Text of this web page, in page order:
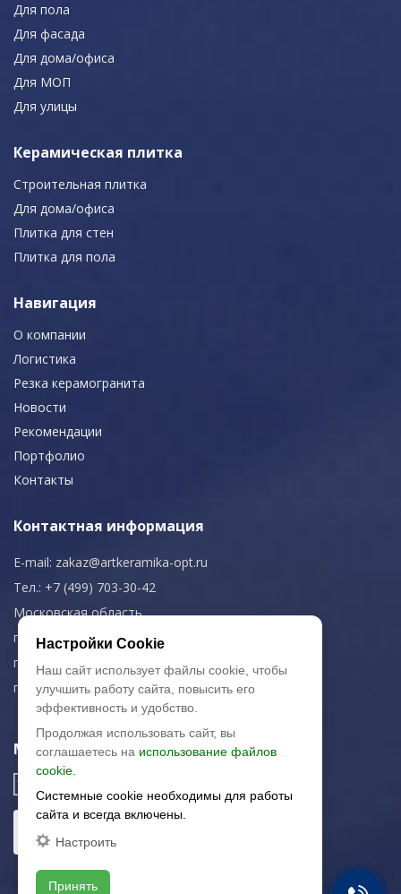
Для пола
Для фасада
Для дома/офиса
Для МОП
Для улицы
Керамическая плитка
Строительная плитка
Для дома/офиса
Плитка для стен
Плитка для пола
Навигация
О компании
Логистика
Резка керамогранита
Новости
Рекомендации
Портфолио
Контакты
Контактная информация
E-mail: zakaz@artkeramika-opt.ru
Тел.: +7 (499) 703-30-42
Московская область,
г. Красногорск
пн-чт: 09.00-18.00
пт: 09.00-17.00
Мы в соц. сетях
Настройки Cookie
Наш сайт использует файлы cookie, чтобы
улучшить работу сайта, повысить его
эффективность и удобство.
Продолжая использовать сайт, вы
соглашаетесь на использование файлов
cookie.
Системные cookie необходимы для работы
сайта и всегда включены.
Настроить
Принять